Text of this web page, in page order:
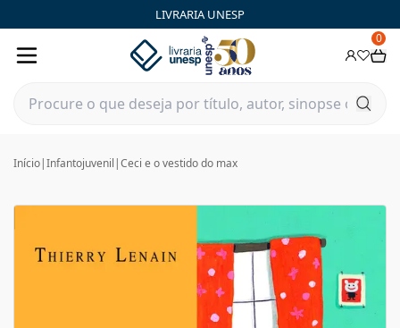
LIVRARIA UNESP
0
Início|Infantojuvenil |Ceci e o vestido do max